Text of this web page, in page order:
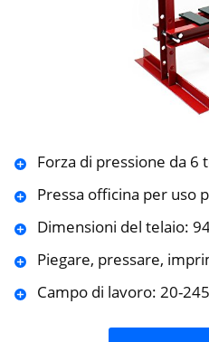
Forza di pressione da 6
Pressa officina per uso
Dimensioni del telaio:
Piegare, pressare,
Campo di lavoro: 20-